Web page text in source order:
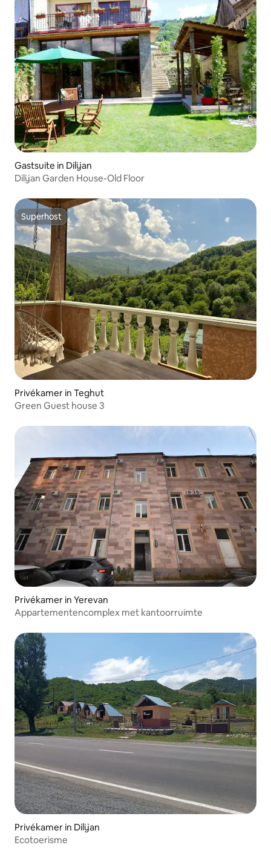
Gastsuite in Dilijan
Dilijan Garden House-Old Floor
Superhost
Superhost
Privékamer in Teghut
Green Guest house 3
Privékamer in Yerevan
Appartementencomplex met kantoorruimte
Privékamer in Dilijan
Ecotoerisme